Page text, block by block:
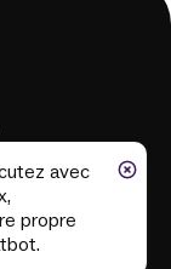
avec
propre